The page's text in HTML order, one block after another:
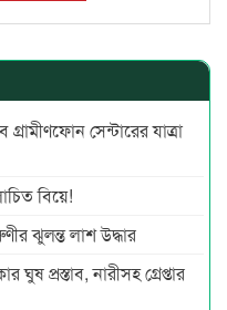
সেন্টারের যাত্রা
বিয়ে!
ঝুলন্ত লাশ উদ্ধার
প্রস্তাব, নারীসহ গ্রেপ্তার